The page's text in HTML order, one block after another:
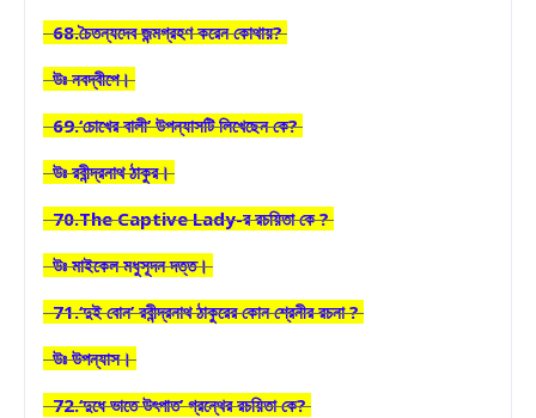
68.চৈতন্যদেব জন্মগ্রহণ করেন কোথায়?
উঃ নবদ্বীপে।
69.‘চোখের বালী’ উপন্যাসটি লিখেছেন কে?
উঃ রবীন্দ্রনাথ ঠাকুর।
70.The Captive Lady-র রচয়িতা কে ?
উঃ মাইকেল মধুসূদন দত্ত।
71.‘দুই বোন’ রবীন্দ্রনাথ ঠাকুরের কোন শ্রেনীর রচনা ?
উঃ উপন্যাস।
72.‘দুধে ভাতে উৎপাত’ গ্রন্থের রচয়িতা কে?